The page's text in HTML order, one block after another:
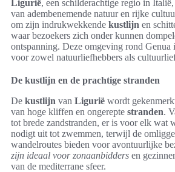
Ligurië, een schilderachtige regio in
van adembenemende natuur en rijke
om zijn indrukwekkende kustlijn en
waar bezoekers zich onder kunnen
ontspanning. Deze omgeving rond Genua
voor zowel natuurliefhebbers als
De kustlijn en de prachtige stranden
De kustlijn van Ligurië wordt
van hoge kliffen en ongerepte stranden.
tot brede zandstranden, er is voor elk wat
nodigt uit tot zwemmen, terwijl de
wandelroutes bieden voor avontuurlijke
zijn ideaal voor zonaanbidders en
van de mediterrane sfeer.